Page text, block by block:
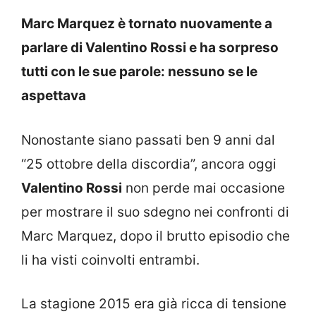
Marc Marquez è tornato nuovamente a
parlare di Valentino Rossi e ha sorpreso
tutti con le sue parole: nessuno se le
aspettava
Nonostante siano passati ben 9 anni dal
“25 ottobre della discordia”, ancora oggi
Valentino Rossi non perde mai occasione
per mostrare il suo sdegno nei confronti di
Marc Marquez, dopo il brutto episodio che
li ha visti coinvolti entrambi.
La stagione 2015 era già ricca di tensione